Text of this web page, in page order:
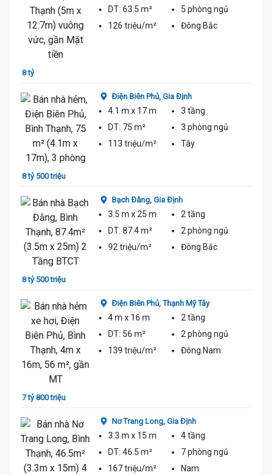
8 tỷ
DT: 63.5 m² 5 phòng ngủ
126 triệu/m²
Đông Bắc
8 tỷ 500 triệu
Điện Biên Phủ, Gia Định
4.1 m x 17 m
3 tầng
DT: 75 m² 3 phòng ngủ
113 triệu/m²
Tây
8 tỷ 500 triệu
Bạch Đằng, Gia Định
3.5 m x 25 m
2 tầng
DT: 87.4 m² 2 phòng ngủ
92 triệu/m²
Đông Bắc
7 tỷ 800 triệu
Điện Biên Phủ,Thạnh Mỹ Tây
4 m x 16 m
2 tầng
DT: 56 m² 2 phòng ngủ
139 triệu/m²
Đông Nam
Nơ Trang Long, Gia Định
3.3 m x 15 m
4 tầng
DT: 46.5 m² 7 phòng ngủ
167 triệu/m²
Nam